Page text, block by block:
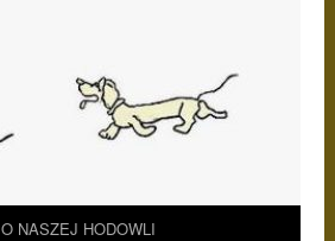
O NASZEJ HODOWLI